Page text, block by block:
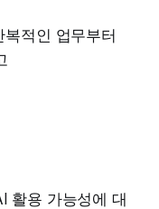
적인 업무부터
활용 가능성에 대